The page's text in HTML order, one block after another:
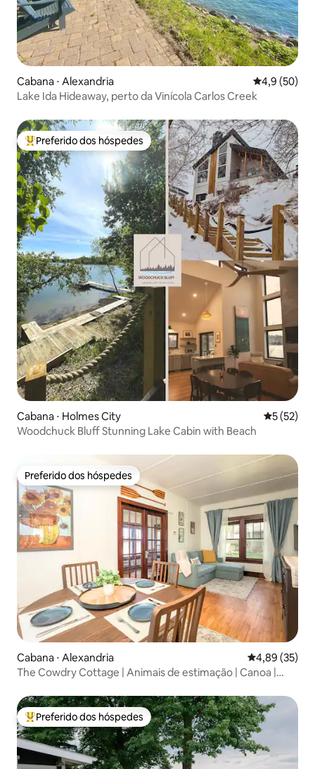
Cabana ⋅ Alexandria 4,9 de uma
4,9 (50)
Lake Ida Hideaway, perto da Vinícola Carlos Creek
Entre os melhores preferidos dos hóspedes
Preferido dos hóspedes
Cabana ⋅ Holmes City 5 de uma
5 (52)
Woodchuck Bluff Stunning Lake Cabin with Beach
Preferido dos hóspedes
Preferido dos hóspedes
Cabana ⋅ Alexandria 4,89 de uma
4,89 (35)
The Cowdry Cottage | Animais de estimação | Canoa |
Entre os melhores preferidos dos hóspedes
Preferido dos hóspedes